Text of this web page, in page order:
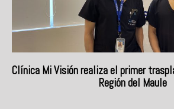
Clínica Mi Visión realiza el primer
Región del Maule